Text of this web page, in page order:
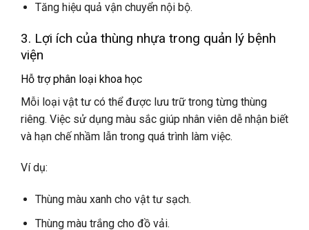
Tăng hiệu quả vận chuyển nội bộ.
3. Lợi ích của thùng nhựa trong quản lý bệnh
viện
Hỗ trợ phân loại khoa học
Mỗi loại vật tư có thể được lưu trữ trong từng thùng
riêng. Việc sử dụng màu sắc giúp nhân viên dễ nhận biết
và hạn chế nhầm lẫn trong quá trình làm việc.
Ví dụ:
Thùng màu xanh cho vật tư sạch.
Thùng màu trắng cho đồ vải.